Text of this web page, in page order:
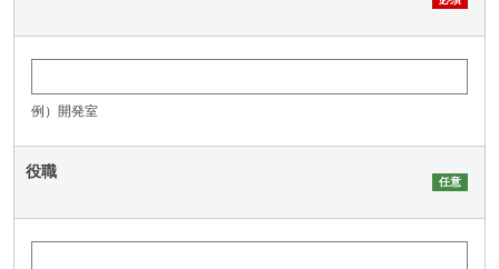
例）開発室
役職